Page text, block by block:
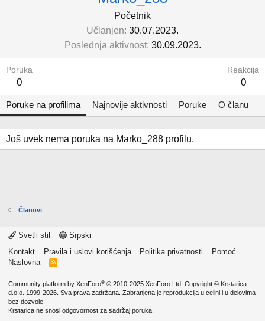
Početnik
Učlanjen 30.07.2023.
Poslednja aktivnost 30.09.2023.
Poruka
0
Reakcija
0
Poruke na profilima Najnovije aktivnosti Poruke O članu
Još uvek nema poruka na Marko_288 profilu.
Članovi
Svetli stil
Srpski
Kontakt
Pravila i uslovi korišćenja Politika privatnosti
Pomoć
Naslovna
R
Community platform by XenForo® © 2010-2025 XenForo Ltd. Copyright © Krstarica
d.o.o. 1999-2026. Sva prava zadržana. Zabranjena je reprodukcija u celini i u delovima
bez dozvole.
Krstarica ne snosi odgovornost za sadržaj poruka.